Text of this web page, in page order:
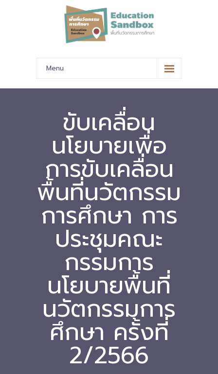
Menu
หน้าหลัก
-- มาตรฐานข้อมูลและมาตรฐานการแลกเปลี่ยนข้อมูล
-- สถานศึกษานำร่อง
-- EdusandboxGM
-- วีดิทัศน์นำเสนอสถานศึกษานำร่อง
-- ปฏิทินการขับเคลื่อนพื้นที่นวัตกรรมการศึกษา
Download
-- หนังสือและเอกสาร
-- กฎหมาย
---- เจตนารมณ์ของ พ.ร.บ.
---- พ.ร.บ. และอนุบัญญัติ
---- พ.ร.ฎ. ขยายเวลาใช้บังคับ พ.ร.บ.พื้นที่นวัตกรรมการ
ศึกษา พ.ศ. 252 พ.ศ. 2569
---- รายงานการประเมินผลสัมฤทธิ์ พ.ร.บ.พื้นที่นวัตกรรม
ขับเคลื่อน
นโยบายเพื่อ
การขับเคลื่อน
พื้นที่นวัตกรรม
การศึกษา การ
ประชุมคณะ
กรรมการ
นโยบายพื้นที่
นวัตกรรมการ
ศึกษา ครั้งที่
2/2566